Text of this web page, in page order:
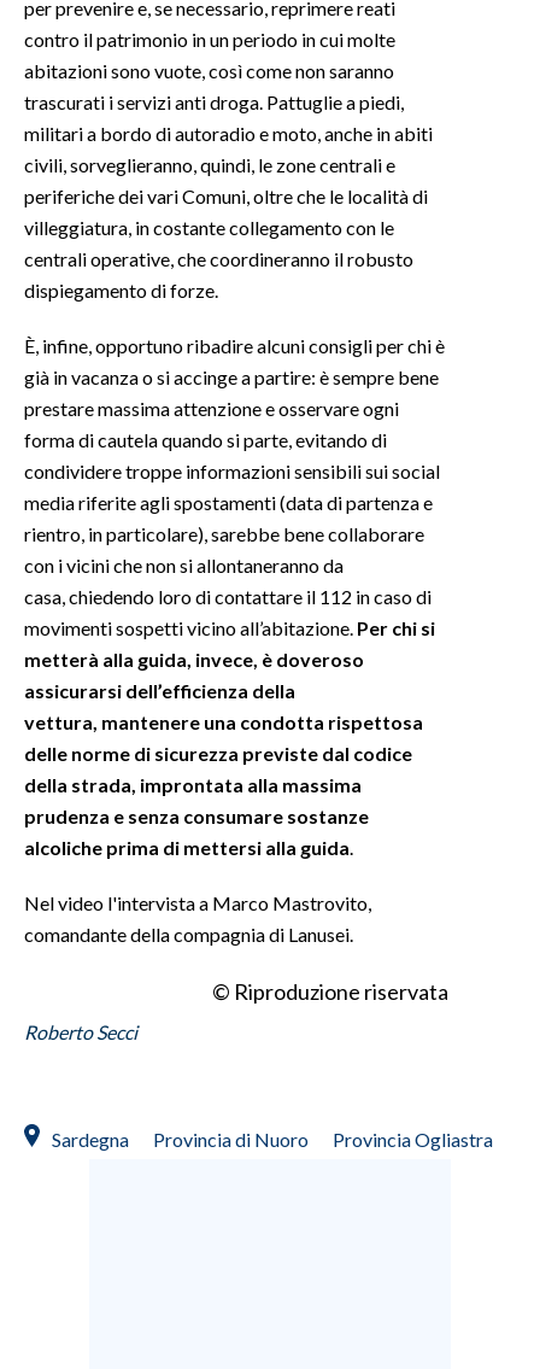
per prevenire e, se necessario, reprimere reati
contro il patrimonio in un periodo in cui molte
abitazioni sono vuote, così come non saranno
trascurati i servizi anti droga. Pattuglie a piedi,
militari a bordo di autoradio e moto, anche in abiti
civili, sorveglieranno, quindi, le zone centrali e
periferiche dei vari Comuni, oltre che le località di
villeggiatura, in costante collegamento con le
centrali operative, che coordineranno il robusto
dispiegamento di forze.
È, infine, opportuno ribadire alcuni consigli per chi è
già in vacanza o si accinge a partire: è sempre bene
prestare massima attenzione e osservare ogni
forma di cautela quando si parte, evitando di
condividere troppe informazioni sensibili sui social
media riferite agli spostamenti (data di partenza e
rientro, in particolare), sarebbe bene collaborare
con i vicini che non si allontaneranno da
casa, chiedendo loro di contattare il 112 in caso di
movimenti sospetti vicino all’abitazione. Per chi si
metterà alla guida, invece, è doveroso
assicurarsi dell’efficienza della
vettura, mantenere una condotta rispettosa
delle norme di sicurezza previste dal codice
della strada, improntata alla massima
prudenza e senza consumare sostanze
alcoliche prima di mettersi alla guida
Nel video l'intervista a Marco Mastrovito,
comandante della compagnia di Lanusei.
© Riproduzione riservata
Roberto Secci
Sardegna Provincia di Nuoro Provincia Ogliastra